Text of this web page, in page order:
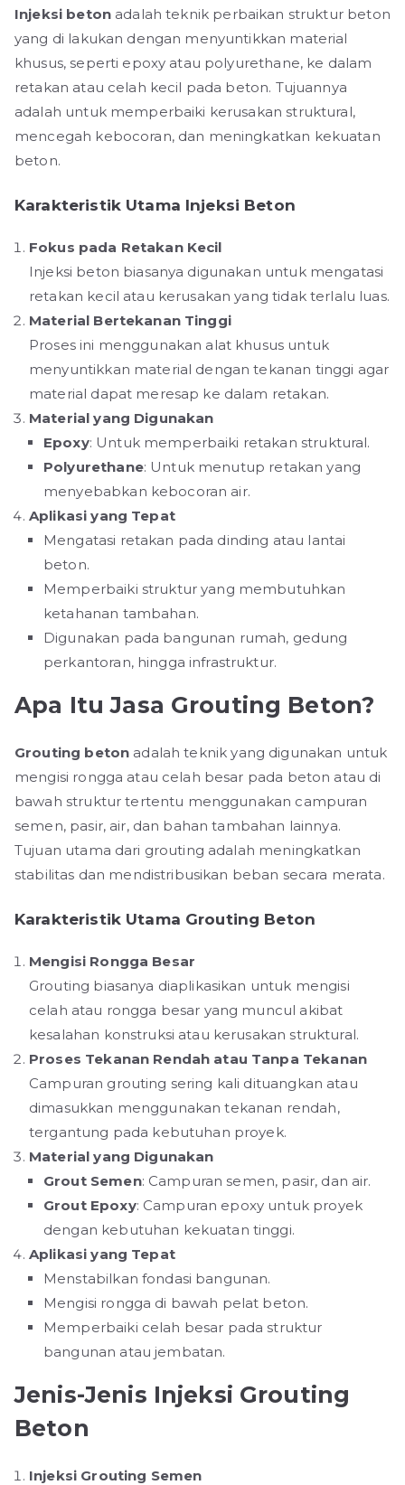
Injeksi betonadalah teknik perbaikan struktur beton
yang di lakukan dengan menyuntikkan material
khusus, seperti epoxy atau polyurethane, ke dalam
retakan atau celah kecil pada beton. Tujuannya
adalah untuk memperbaiki kerusakan struktural,
mencegah kebocoran, dan meningkatkan kekuatan
beton.
Karakteristik Utama Injeksi Beton
Fokus pada Retakan Kecil
Injeksi beton biasanya digunakan untuk mengatasi
retakan kecil atau kerusakan yang tidak terlalu luas.
Material Bertekanan Tinggi
Proses ini menggunakan alat khusus untuk
menyuntikkan material dengan tekanan tinggi agar
material dapat meresap ke dalam retakan.
Material yang Digunakan
Epoxy: Untuk memperbaiki retakan struktural.
Polyurethane: Untuk menutup retakan yang
menyebabkan kebocoran air.
Aplikasi yang Tepat
Mengatasi retakan pada dinding atau lantai
beton.
Memperbaiki struktur yang membutuhkan
ketahanan tambahan.
Digunakan pada bangunan rumah, gedung
perkantoran, hingga infrastruktur.
Apa Itu Jasa Grouting Beton?
Grouting beton adalah teknik yang digunakan untuk
mengisi rongga atau celah besar pada beton atau di
bawah struktur tertentu menggunakan campuran
semen, pasir, air, dan bahan tambahan lainnya.
Tujuan utama dari grouting adalah meningkatkan
stabilitas dan mendistribusikan beban secara merata.
Karakteristik Utama Grouting Beton
Mengisi Rongga Besar
Grouting biasanya diaplikasikan untuk mengisi
celah atau rongga besar yang muncul akibat
kesalahan konstruksi atau kerusakan struktural.
Proses Tekanan Rendah atau Tanpa Tekanan
Campuran grouting sering kali dituangkan atau
dimasukkan menggunakan tekanan rendah,
tergantung pada kebutuhan proyek.
Material yang Digunakan
Grout Semen: Campuran semen, pasir, dan air.
Grout Epoxy: Campuran epoxy untuk proyek
dengan kebutuhan kekuatan tinggi.
Aplikasi yang Tepat
Menstabilkan fondasi bangunan.
Mengisi rongga di bawah pelat beton.
Memperbaiki celah besar pada struktur
bangunan atau jembatan.
Jenis-Jenis Injeksi Grouting
Beton
Injeksi Grouting Semen